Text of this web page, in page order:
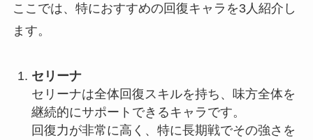
ここでは、特におすすめの回復キャラを3人紹介し
ます。
セリーナ
セリーナは全体回復スキルを持ち、味方全体を
継続的にサポートできるキャラです。
回復力が非常に高く、特に長期戦でその強さを